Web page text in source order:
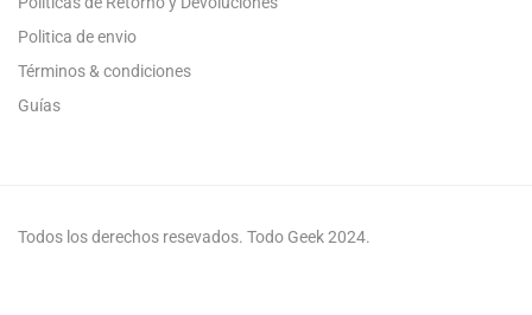
Politica de envio
Términos & condiciones
Guías
Todos los derechos resevados. Todo Geek 2024.